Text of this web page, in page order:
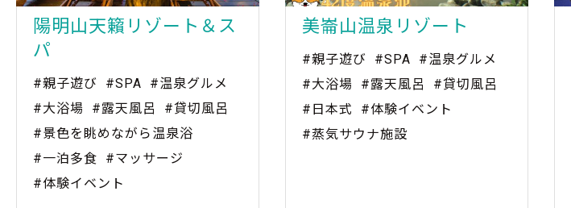
陽明山天籟リゾート＆ス
パ
#親子遊び #SPA
#温泉グルメ
#大浴場
#露天風呂
#貸切風呂
#景色を眺めながら温泉浴
#一泊多食
#マッサージ
#体験イベント
美崙山温泉リゾート
#親子遊び #SPA
#温泉グルメ
#大浴場
#露天風呂
#貸切風呂
#日本式
#体験イベント
#蒸気サウナ施設